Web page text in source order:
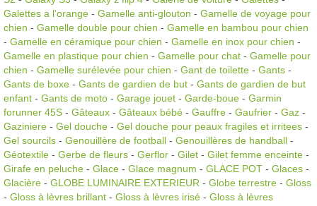
Galettes a l'orange - Gamelle anti-glouton - Gamelle de voyage pour
chien - Gamelle double pour chien - Gamelle en bambou pour chien
- Gamelle en céramique pour chien - Gamelle en inox pour chien -
Gamelle en plastique pour chien - Gamelle pour chat - Gamelle pour
chien - Gamelle surélevée pour chien - Gant de toilette - Gants -
Gants de boxe - Gants de gardien de but - Gants de gardien de but
enfant - Gants de moto - Garage jouet - Garde-boue - Garmin
forunner 45S - Gâteaux - Gâteaux bébé - Gauffre - Gaufrier - Gaz -
Gaziniere - Gel douche - Gel douche pour peaux fragiles et irritees -
Gel sourcils - Genouillère de football - Genouillères de handball -
Géotextile - Gerbe de fleurs - Gerflor - Gilet - Gilet femme enceinte -
Girafe en peluche - Glace - Glace magnum - GLACE POT - Glaces -
Glacière - GLOBE LUMINAIRE EXTERIEUR - Globe terrestre - Gloss
- Gloss à lèvres brillant - Gloss à lèvres irisé - Gloss à lèvres